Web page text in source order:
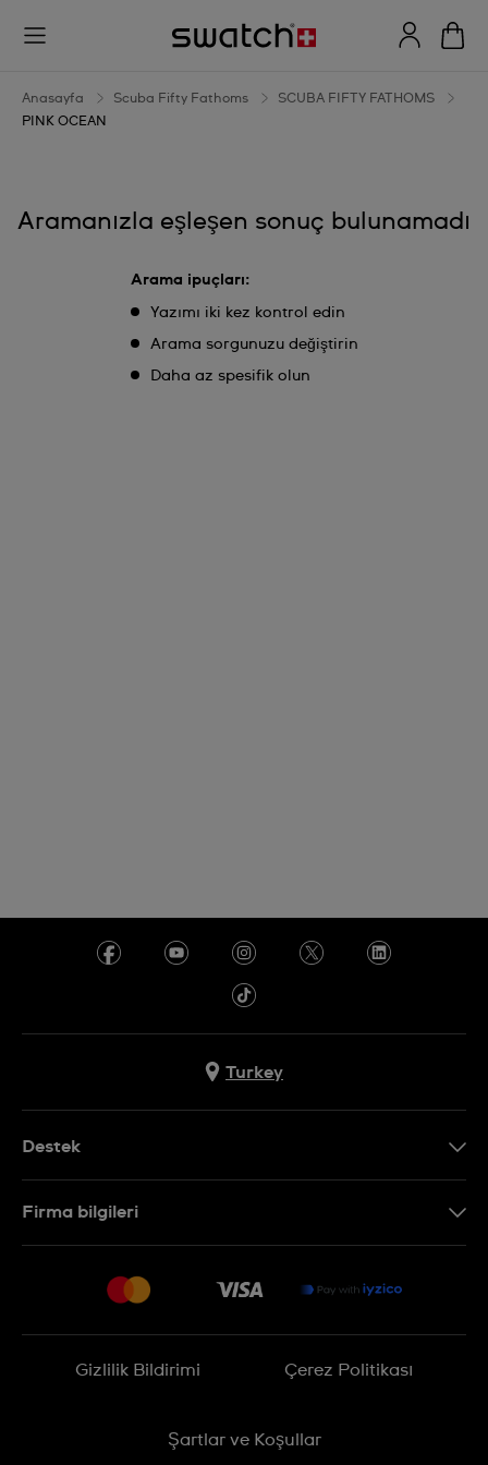
PINK
Anasayfa Scuba Fifty Fathoms
SCUBA FIFTY FATHOMS
PINK OCEAN
Aramanızla eşleşen sonuç bulunamadı
Arama ipuçları:
Yazımı iki kez kontrol edin
Arama sorgunuzu değiştirin
Daha az spesifik olun
Turkey
Destek
İade Politikası
Firma bilgileri
Gizlilik Bildirimi Çerez Politikası
Şartlar ve Koşullar